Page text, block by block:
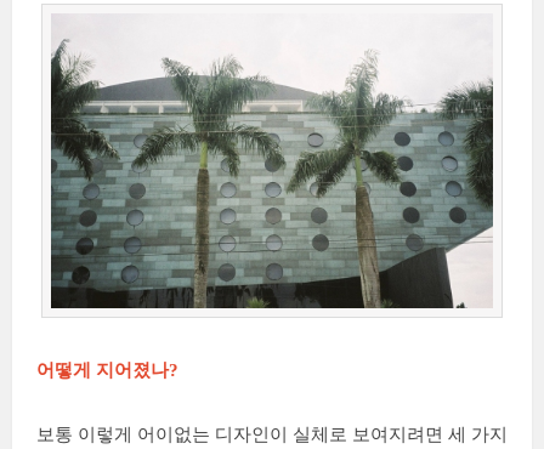
어떻게 지어졌나?
보통 이렇게 어이없는 디자인이 실체로 보여지려면 세 가지